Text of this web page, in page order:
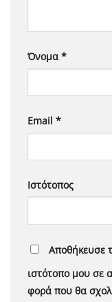
Όνομα *
Email *
Ιστότοπος
Αποθήκευσε
ιστότοπο μου σε
φορά που θα